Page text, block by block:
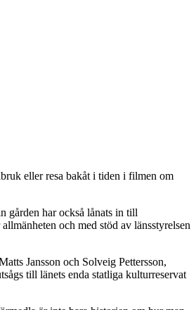
eller resa bakåt i tiden i filmen om
gården har också lånats in till
och med stöd av länsstyrelsen
Jansson och Solveig Pettersson,
till länets enda statliga kulturreservat